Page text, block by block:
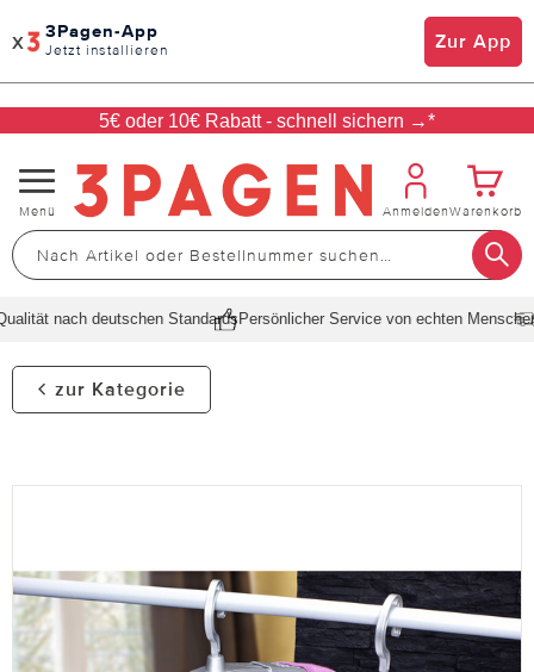
x 3Pagen-App
Jetzt installieren Zur App
5€ oder 10€ Rabatt - schnell sichern →*
Navigation
umschalten
Menü AnmeldenWarenkorb
nach deutschen StandardsPersönlicher Service von echten Menschen
zur Kategorie